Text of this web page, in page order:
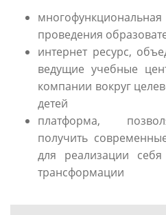
проведения
интернет ресурс,
ведущие учебные
компании вокруг
детей
платформа,
получить
для реализации
трансформации